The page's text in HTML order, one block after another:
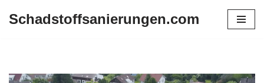
Schadstoffsanierungen.com